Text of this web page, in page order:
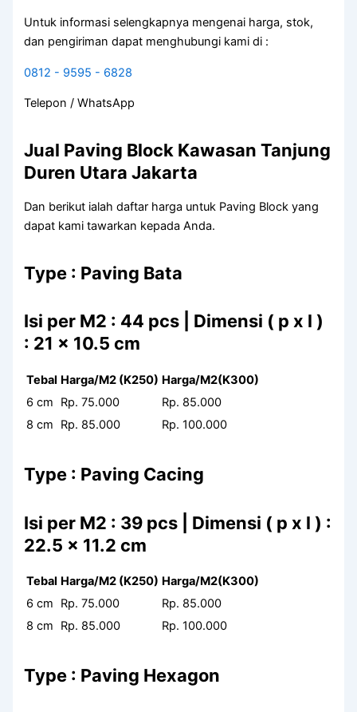
Untuk informasi selengkapnya mengenai harga, stok,
dan pengiriman dapat menghubungi kami di :
0812 - 9595 - 6828
Telepon / WhatsApp
Jual Paving Block Kawasan Tanjung
Duren Utara Jakarta
Dan berikut ialah daftar harga untuk Paving Block yang
dapat kami tawarkan kepada Anda.
Type : Paving Bata
Isi per M2 : 44 pcs | Dimensi ( p x l )
: 21 x 10.5 cm
Tebal Harga/M2 (K250) Harga/M2(K300)
6 cm
Rp. 75.000
Rp. 85.000
8 cm
Rp. 85.000 Rp. 100.000
Type : Paving Cacing
Isi per M2 : 39 pcs | Dimensi ( p x l ) :
22.5 x 11.2 cm
Tebal Harga/M2 (K250) Harga/M2(K300)
6 cm
Rp. 75.000
Rp. 85.000
8 cm
Rp. 85.000 Rp. 100.000
Type : Paving Hexagon